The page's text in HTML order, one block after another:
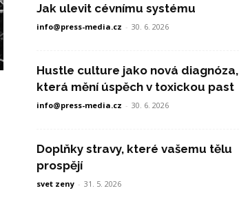
Jak ulevit cévnímu systému
info@press-media.cz - 30. 6. 2026
Hustle culture jako nová diagnóza,
která mění úspěch v toxickou past
info@press-media.cz - 30. 6. 2026
Doplňky stravy, které vašemu tělu
prospějí
svet zeny - 31. 5. 2026